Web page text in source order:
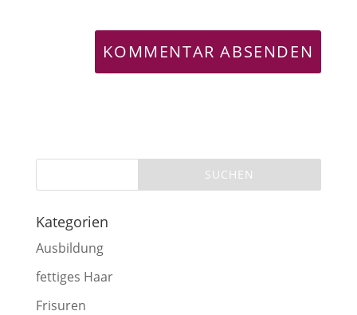
Kategorien
Ausbildung
fettiges Haar
Frisuren